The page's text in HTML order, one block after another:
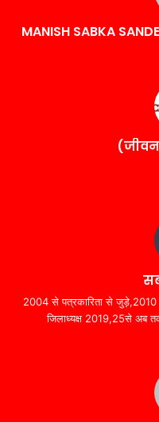
MANISH SABKA
(जीवन
2004 से पत्रकारिता से
जिलाध्यक्ष 2019,25से अब